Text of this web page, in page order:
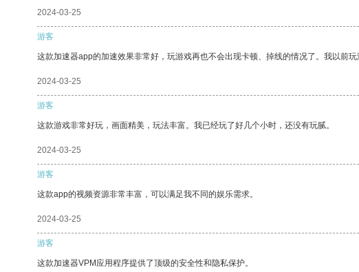
2024-03-25
游客
这款加速器app的加速效果非常好，玩游戏再也不会出现卡顿、掉线的情况了。我以前
2024-03-25
游客
这款游戏非常好玩，画面精美，玩法丰富。我已经玩了好几个小时，还没有玩腻。
2024-03-25
游客
这款app的视频资源非常丰富，可以满足我不同的娱乐需求。
2024-03-25
游客
这款加速器VPM应用程序提供了顶级的安全性和隐私保护。